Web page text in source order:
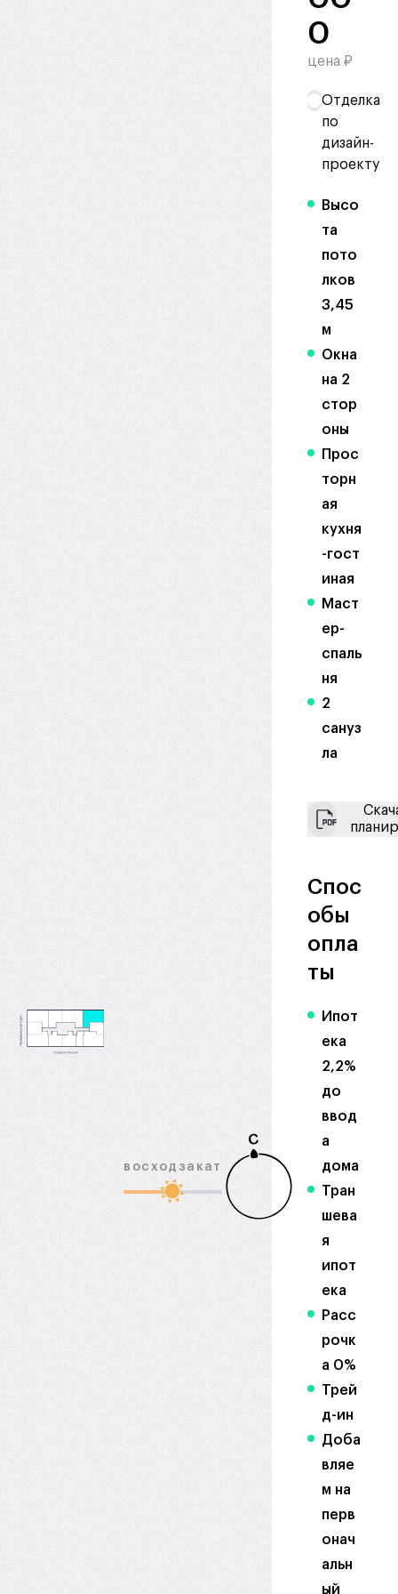
восход закат
С
0
цена ₽
Отделка
по
дизайн-
проекту
Высо
та
пото
лков
3,45
м
Окна
на 2
стор
оны
Прос
торн
ая
кухня
-гост
иная
Маст
ер-
спаль
ня
2
сануз
ла
Спос
обы
опла
ты
Ипот
ека
2,2%
до
ввод
а
дома
Тран
шева
я
ипот
ека
Расс
рочк
а 0%
Трей
д-ин
Доба
вляе
м на
перв
онач
альн
ый